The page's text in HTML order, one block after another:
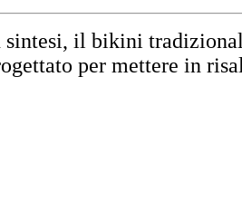
sintesi, il bikini
per mettere in